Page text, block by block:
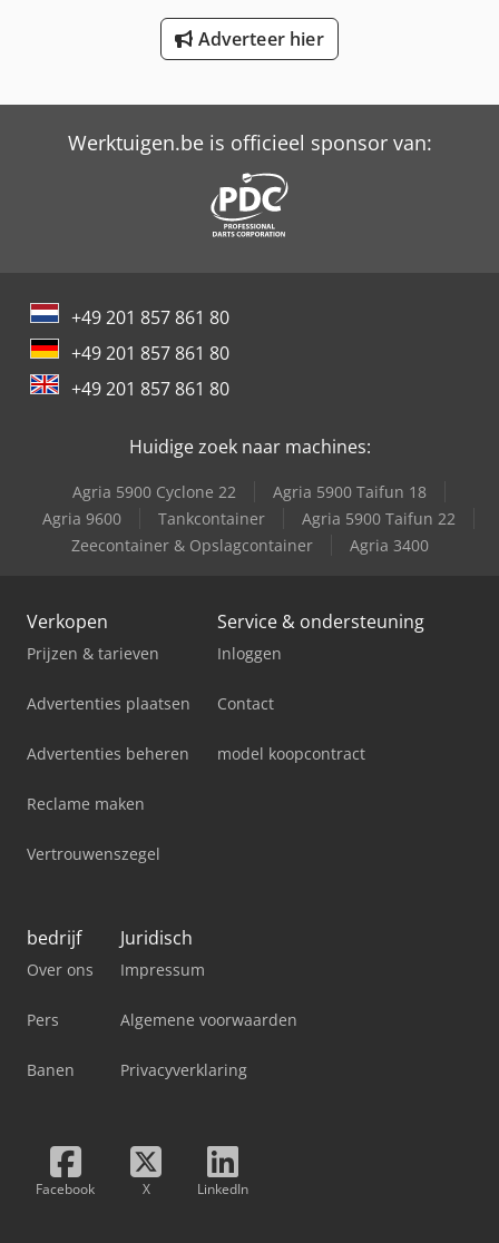
International 644
International 654
International 733
International 743
International 844
International 946
Adverteer hier
Werktuigen.be is officieel sponsor van:
+49 201 857 861 80
+49 201 857 861 80
+49 201 857 861 80
Huidige zoek naar machines:
Agria 5900 Cyclone 22
Agria 5900 Taifun 18
Agria 9600
Tankcontainer
Agria 5900 Taifun 22
Zeecontainer & Opslagcontainer
Agria 3400
Verkopen
Prijzen & tarieven
Advertenties plaatsen
Advertenties beheren
Reclame maken
Vertrouwenszegel
Service & ondersteuning
Inloggen
Contact
model koopcontract
bedrijf
Over ons
Pers
Banen
Juridisch
Impressum
Algemene voorwaarden
Privacyverklaring
Facebook X LinkedIn